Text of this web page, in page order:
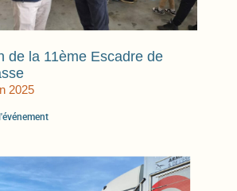
de la 11ème Escadre de
2025